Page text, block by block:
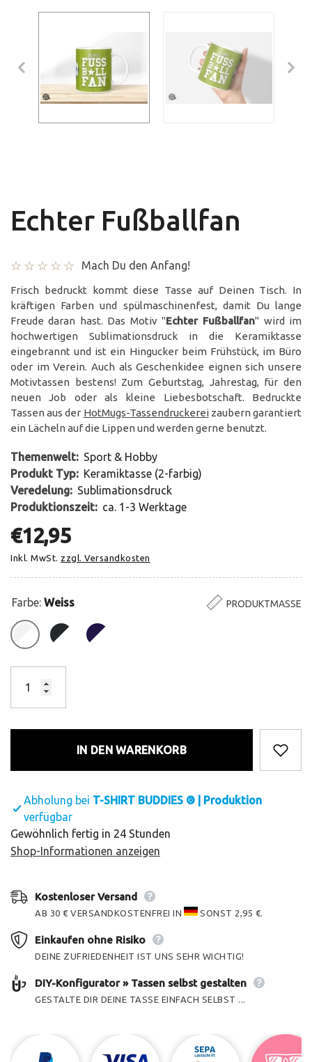
Echter Fußballfan
Mach Du den Anfang!
Frisch bedruckt kommt diese Tasse auf Deinen Tisch. In
kräftigen Farben und spülmaschinenfest, damit Du lange
Freude daran hast. Das Motiv "Echter Fußballfan" wird im
hochwertigen Sublimationsdruck in die Keramiktasse
eingebrannt und ist ein Hingucker beim Frühstück, im Büro
oder im Verein. Auch als Geschenkidee eignen sich unsere
Motivtassen bestens! Zum Geburtstag, Jahrestag, für den
neuen Job oder als kleine Liebesbotschaft. Bedruckte
Tassen aus der HotMugs-Tassendruckereizaubern garantiert
ein Lächeln auf die Lippen und werden gerne benutzt.
Themenwelt: Sport & Hobby
Produkt Typ: Keramiktasse (2-farbig)
Veredelung: Sublimationsdruck
Produktionszeit: ca. 1-3 Werktage
€12,95
Inkl. MwSt. zzgl. Versandkosten
Farbe: Weiss PRODUKTMASSE
IN DEN WARENKORB
Abholung bei T-SHIRT BUDDIES ® | Produktion
verfügbar
Gewöhnlich fertig in 24 Stunden
Shop-Informationen anzeigen
Kostenloser Versand
AB 30 € VERSANDKOSTENFREI IN SONST 2,95 €.
Einkaufen ohne Risiko
DEINE ZUFRIEDENHEIT IST UNS SEHR WICHTIG!
DIY-Konfigurator » Tassen selbst gestalten
GESTALTE DIR DEINE TASSE EINFACH SELBST ...